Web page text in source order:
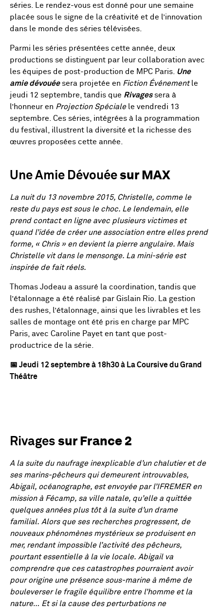
séries. Le rendez-vous est donné pour une semaine
placée sous le signe de la créativité et de l’innovation
dans le monde des séries télévisées.
Parmi les séries présentées cette année, deux
productions se distinguent par leur collaboration avec
les équipes de post-production de MPC Paris.
Une
amie dévouéesera projetée en Fiction Événementle
jeudi 12 septembre, tandis que Rivagessera à
l’honneur en Projection Spécialele vendredi 13
septembre. Ces séries, intégrées à la programmation
du festival, illustrent la diversité et la richesse des
œuvres proposées cette année.
Une Amie Dévouéesur MAX
La nuit du 13 novembre 2015, Christelle, comme le
reste du pays est sous le choc. Le lendemain, elle
prend contact en ligne avec plusieurs victimes et
quand l’idée de créer une association entre elles prend
forme, « Chris » en devient la pierre angulaire. Mais
Christelle vit dans le mensonge. La mini-série est
inspirée de fait réels.
Thomas Jodeau a assuré la coordination, tandis que
l’étalonnage a été réalisé par Gislain Rio. La gestion
des rushes, l’étalonnage, ainsi que les livrables et les
salles de montage ont été pris en charge par MPC
Paris, avec Caroline Payet en tant que post-
productrice de la série.
📅 Jeudi 12 septembre à 18h30 à La Coursive du Grand
Théâtre
Rivages sur France 2
A la suite du naufrage inexplicable d’un chalutier et de
ses marins-pêcheurs qui demeurent introuvables,
Abigail, océanographe, est envoyée par l’IFREMER en
mission à Fécamp, sa ville natale, qu’elle a quittée
quelques années plus tôt à la suite d’un drame
familial. Alors que ses recherches progressent, de
nouveaux phénomènes mystérieux se produisent en
mer, rendant impossible l’activité des pêcheurs,
pourtant essentielle à la vie locale. Abigail va
comprendre que ces catastrophes pourraient avoir
pour origine une présence sous-marine à même de
bouleverser le fragile équilibre entre l’homme et la
nature… Et si la cause des perturbations ne